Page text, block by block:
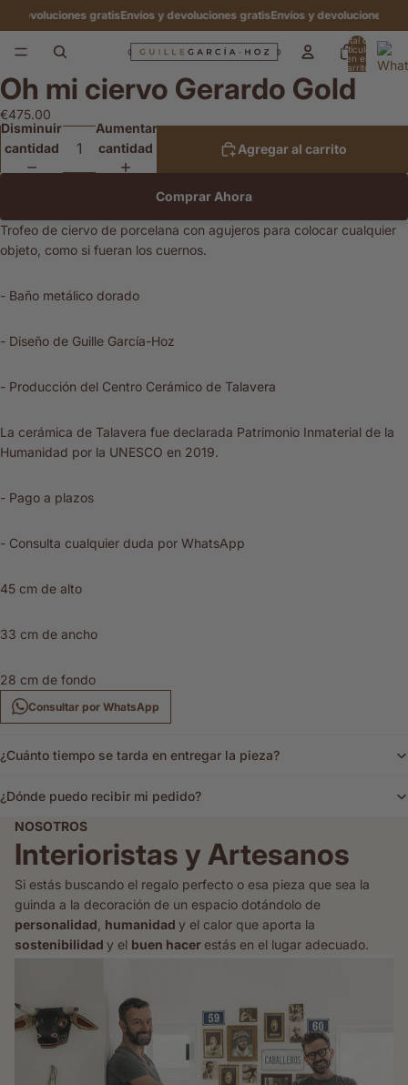
gratisEnvíos y devoluciones gratisEnvíos y devoluciones gratis
Total de
artículos
en el
carrito:
0
Abrir
imagen
a
pantalla
Oh mi ciervo Gerardo Gold
€475.00
Disminuir
cantidad
Aumentar
cantidad
Agregar al carrito
Comprar Ahora
Trofeo de ciervo de porcelana con agujeros para colocar cualquier
objeto, como si fueran los cuernos.
- Baño metálico dorado
- Diseño de Guille García-Hoz
- Producción del Centro Cerámico de Talavera
La cerámica de Talavera fue declarada Patrimonio Inmaterial de la
Humanidad por la UNESCO en 2019.
- Pago a plazos
- Consulta cualquier duda por WhatsApp
45 cm de alto
33 cm de ancho
28 cm de fondo
Consultar por WhatsApp
¿Cuánto tiempo se tarda en entregar la pieza?
¿Dónde puedo recibir mi pedido?
NOSOTROS
Interioristas y Artesanos
Si estás buscando el regalo perfecto o esa pieza que sea la
guinda a la decoración de un espacio dotándolo de
personalidad humanidad y el calor que aporta la
sostenibilidad y el buen hacer estás en el lugar adecuado.